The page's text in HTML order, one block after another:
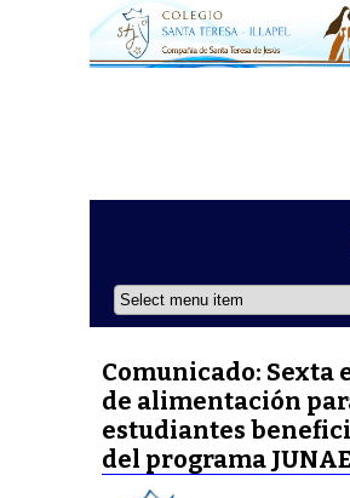
Comunicado: Sexta
de alimentación
estudiantes
del programa